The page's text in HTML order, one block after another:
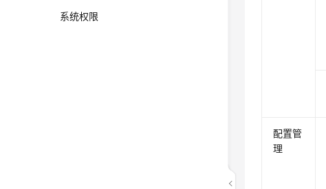
系统权限
配置管
理